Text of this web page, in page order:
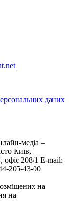
даних
медіа –
Київ,
208/1 E-mail:
205-43-00
на
на